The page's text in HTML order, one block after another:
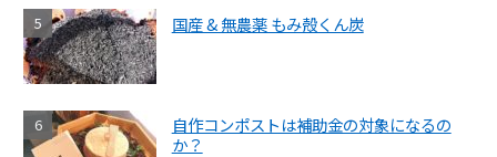
国産 & 無農薬 もみ殻くん炭
自作コンポストは補助金の対象になるの
か？